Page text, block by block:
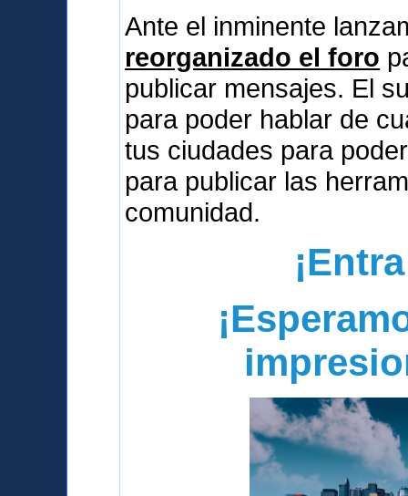
Ante el inminente
reorganizado el foro
publicar mensajes. El
para poder hablar de
tus ciudades para
para publicar las
comunidad.